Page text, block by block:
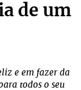
de um
e em fazer da
todos o seu